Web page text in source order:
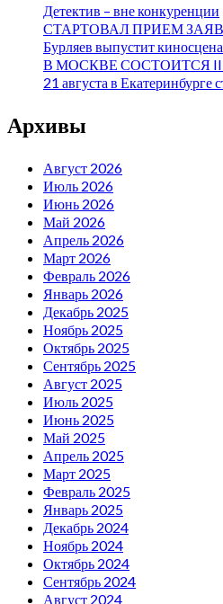
Детектив – вне конкуренции
СТАРТОВАЛ ПРИЕМ
Бурляев выпустит
В МОСКВЕ СОСТОИТСЯ
21 августа в Екатеринбурге
Архивы
Август 2026
Июль 2026
Июнь 2026
Май 2026
Апрель 2026
Март 2026
Февраль 2026
Январь 2026
Декабрь 2025
Ноябрь 2025
Октябрь 2025
Сентябрь 2025
Август 2025
Июль 2025
Июнь 2025
Май 2025
Апрель 2025
Март 2025
Февраль 2025
Январь 2025
Декабрь 2024
Ноябрь 2024
Октябрь 2024
Сентябрь 2024
Август 2024